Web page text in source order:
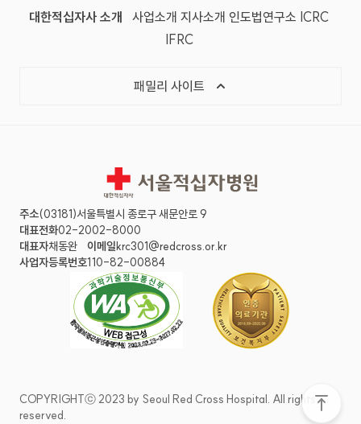
대한적십자사 소개 (새 창)
사업소개 (새 창)
지사소개 (새 창)
인도법연구소 (새 창)
ICRC(국제
IFRC(국제적십자사연맹, 새 창)
패밀리 사이트 목록 열기
서울적십자병원
주소(03181)서울특별시 종로구 새문안로 9
대표전화02-2002-8000
대표자채동완 이메일krc301@redcross.or.kr
사업자등록번호110-82-00884
COPYRIGHTⓒ 2023 by Seoul Red Cross Hospital. All rights
reserved.
화면 맨